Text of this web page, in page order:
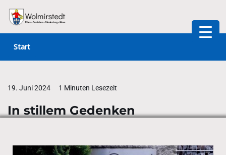
Zum
springen
Start
19. Juni 2024 1 Minuten Lesezeit
In stillem Gedenken